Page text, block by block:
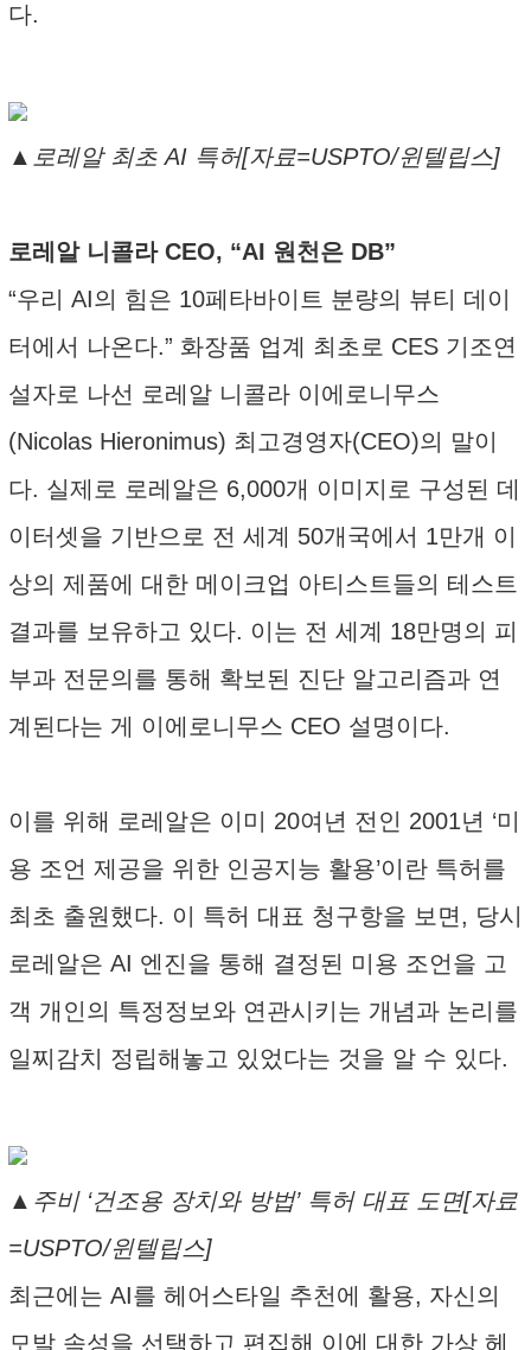
다.
▲로레알 최초 AI 특허[자료=USPTO/윈텔립스]
로레알 니콜라 CEO, “AI 원천은 DB”
“우리 AI의 힘은 10페타바이트 분량의 뷰티 데이
터에서 나온다.” 화장품 업계 최초로 CES 기조연
설자로 나선 로레알 니콜라 이에로니무스
(Nicolas Hieronimus) 최고경영자(CEO)의 말이
다. 실제로 로레알은 6,000개 이미지로 구성된 데
이터셋을 기반으로 전 세계 50개국에서 1만개 이
상의 제품에 대한 메이크업 아티스트들의 테스트
결과를 보유하고 있다. 이는 전 세계 18만명의 피
부과 전문의를 통해 확보된 진단 알고리즘과 연
계된다는 게 이에로니무스 CEO 설명이다.
이를 위해 로레알은 이미 20여년 전인 2001년 ‘미
용 조언 제공을 위한 인공지능 활용’이란 특허를
최초 출원했다. 이 특허 대표 청구항을 보면, 당시
로레알은 AI 엔진을 통해 결정된 미용 조언을 고
객 개인의 특정정보와 연관시키는 개념과 논리를
일찌감치 정립해놓고 있었다는 것을 알 수 있다.
▲주비 ‘건조용 장치와 방법’ 특허 대표 도면[자료
=USPTO/윈텔립스]
최근에는 AI를 헤어스타일 추천에 활용, 자신의
모발 속성을 선택하고 편집해 이에 대한 가상 헤